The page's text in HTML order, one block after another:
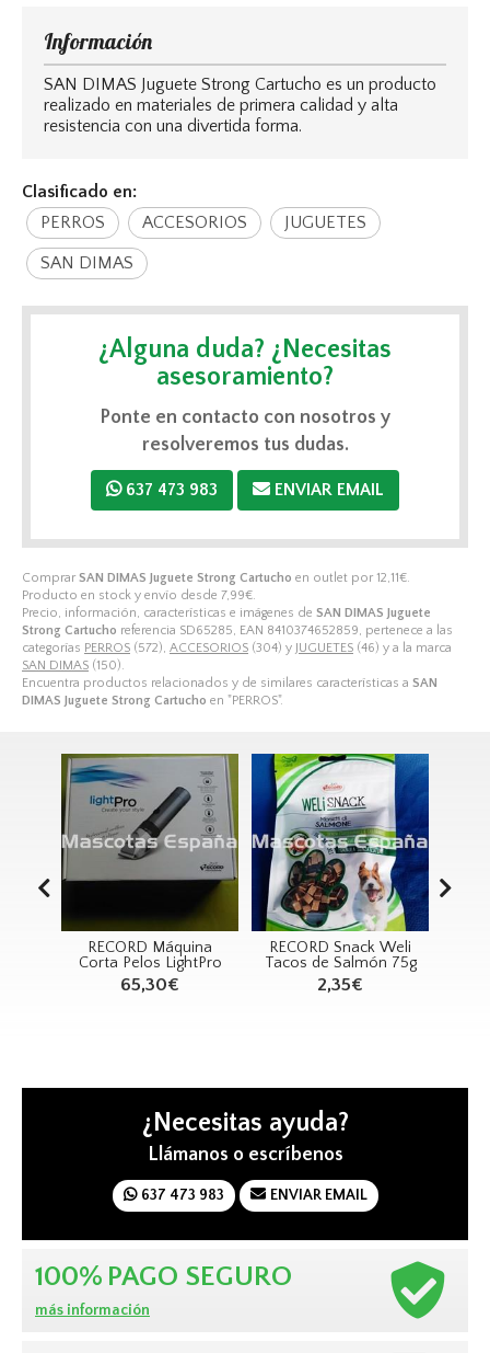
Comprar SAN DIMAS Juguete Strong Cartucho en outlet por 12,11€
Producto en stock y envío desde 7,99€
Precio, información, características e imágenes de SAN DIMAS Juguete
Strong Cartucho referencia SD65285, EAN 8410374652859, pertenece a las
categorías PERROS (572), ACCESORIOS (304) y JUGUETES (46) y a la marca
SAN DIMAS (150).
Encuentra productos relacionados y de similares características a SAN
DIMAS Juguete Strong Cartucho en "PERROS".
Información
SAN DIMAS Juguete Strong Cartucho es un producto
realizado en materiales de primera calidad y alta
resistencia con una divertida forma.
Clasificado en:
PERROS
ACCESORIOS JUGUETES
SAN DIMAS
¿Alguna duda? ¿Necesitas
asesoramiento?
Ponte en contacto con nosotros y
resolveremos tus dudas.
637 473 983 ENVIAR EMAIL
RECORD Máquina
Corta Pelos LightPro
65,30€
RECORD Snack Weli
Tacos de Salmón 75g
2,35€
¿Necesitas ayuda?
Llámanos o escríbenos
637 473 983 ENVIAR EMAIL
100% PAGO SEGURO
más información